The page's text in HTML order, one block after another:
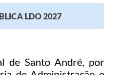
LDO 2027
de Santo André, por